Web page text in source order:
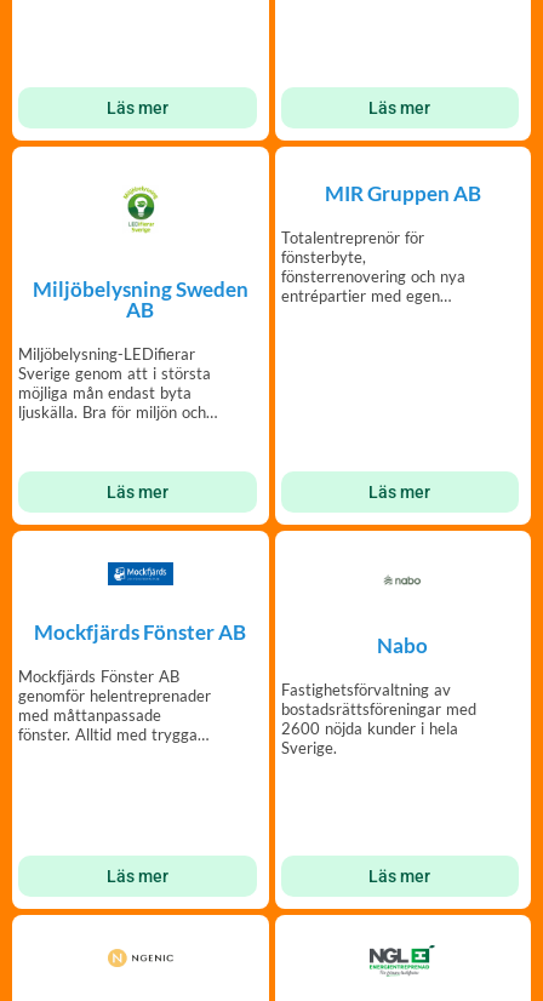
Läs mer Läs mer
Miljöbelysning Sweden
AB
Miljöbelysning-LEDifierar
Sverige genom att i största
möjliga mån endast byta
ljuskälla. Bra för miljön och
Läs mer
MIR Gruppen AB
Totalentreprenör för
fönsterbyte,
fönsterrenovering och nya
entrépartier med egen
Läs mer
Mockfjärds Fönster AB
Mockfjärds Fönster AB
genomför helentreprenader
med måttanpassade
fönster. Alltid med trygga
Läs mer
Nabo
Fastighetsförvaltning av
bostadsrättsföreningar med
2600 nöjda kunder i hela
Sverige.
Läs mer